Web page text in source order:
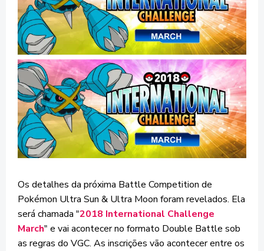
Os detalhes da próxima Battle Competition de
Pokémon Ultra Sun & Ultra Moon foram revelados. Ela
será chamada "2018 International Challenge
March" e vai acontecer no formato Double Battle sob
as regras do VGC. As inscrições vão acontecer entre os